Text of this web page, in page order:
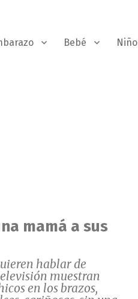
Bebé Niño
mamá a sus
hablar de
muestran
en los brazos,